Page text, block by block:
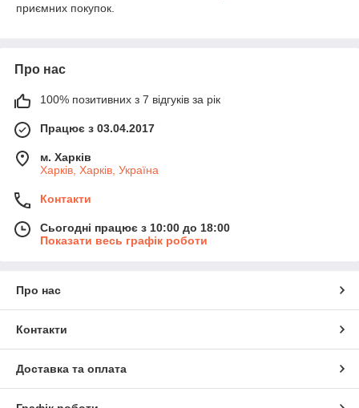
приємних покупок.
Про нас
100% позитивних з 7 відгуків за рік
Працює з 03.04.2017
м. Харків
Харків, Харків, Україна
Контакти
Сьогодні працює з 10:00 до 18:00
Показати весь графік роботи
Про нас
Контакти
Доставка та оплата